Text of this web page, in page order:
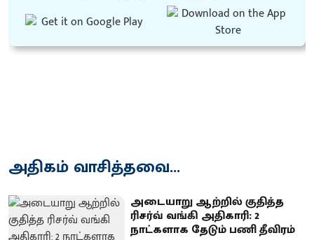
அதிகம் வாசித்தவை...
அடையாறு ஆற்றில் குதித்த
ரிசர்வ் வங்கி அதிகாரி: 2
நாட்களாக தேடும் பணி தீவிரம்